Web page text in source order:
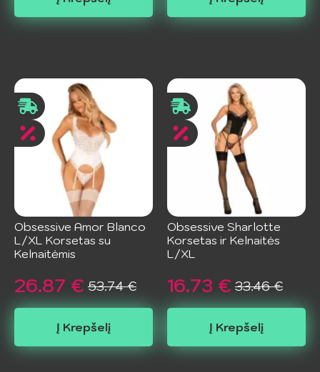
was:
53.74 €.
is:
26.87 €.
was:
36.08 €.
is:
18.04 €.
Obsessive Amor Blanco
L/XL Korsetas su
Kelnaitėmis
53.74€
Original
price
was:
53.74 €.
26.87 €
Current
price
is:
26.87 €.
Į Krepšelį
Obsessive Sharlotte
Korsetas ir Kelnaitės
L/XL
33.46€
Original
price
was:
33.46 €.
16.73 €
Current
price
is:
16.73 €.
Į Krepšelį